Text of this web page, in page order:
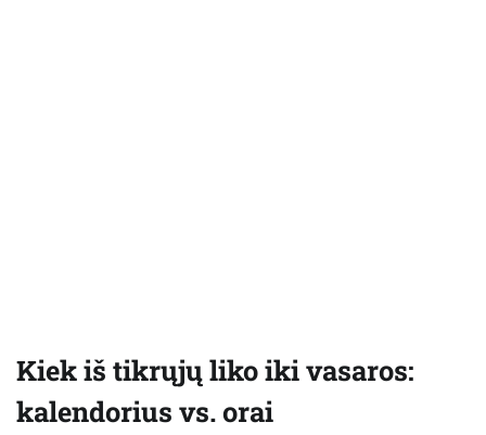
Kiek iš tikrųjų liko iki vasaros:
kalendorius vs. orai